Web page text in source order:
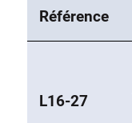
Référence
L16-27